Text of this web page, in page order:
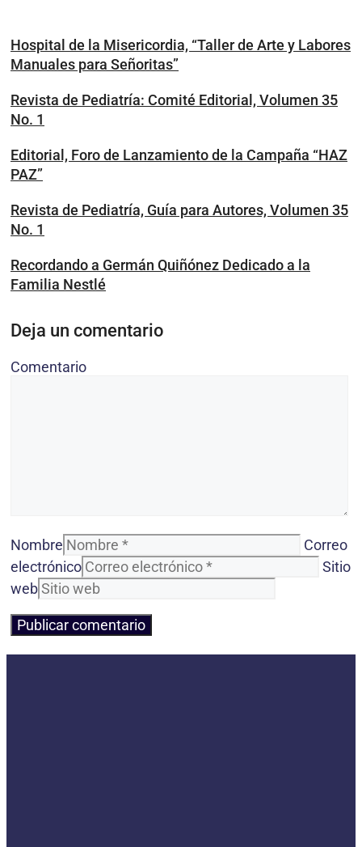
Hospital de la Misericordia, “Taller de Arte y Labores
Manuales para Señoritas”
Revista de Pediatría: Comité Editorial, Volumen 35
No. 1
Editorial, Foro de Lanzamiento de la Campaña “HAZ
PAZ”
Revista de Pediatría, Guía para Autores, Volumen 35
No. 1
Recordando a Germán Quiñónez Dedicado a la
Familia Nestlé
Deja un comentario
Comentario
Nombre
Correo
electrónico
Sitio
web